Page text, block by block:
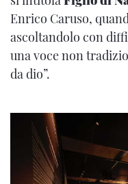
Enrico Caruso,
ascoltandolo con
una voce non
da dio”.